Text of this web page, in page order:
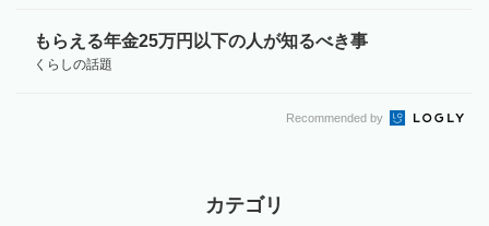
もらえる年金25万円以下の人が知るべき事
くらしの話題
Recommended by
カテゴリ